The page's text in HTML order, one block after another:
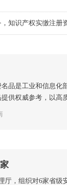
知识产权实缴注册
品是工业和信息
供权威参考，以
，组织对6家省